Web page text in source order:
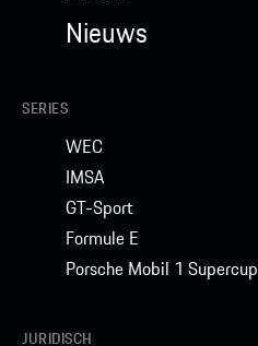
Nieuws
SERIES
WEC
IMSA
GT-Sport
Formule E
Porsche Mobil 1 Supercup
JURIDISCH